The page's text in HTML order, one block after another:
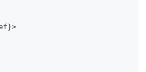
}>